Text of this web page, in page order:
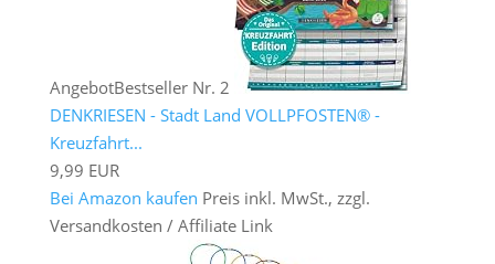
AngebotBestseller Nr. 2
DENKRIESEN - Stadt Land VOLLPFOSTEN® -
Kreuzfahrt...
9,99 EUR
Bei Amazon kaufen Preis inkl. MwSt., zzgl.
Versandkosten / Affiliate Link